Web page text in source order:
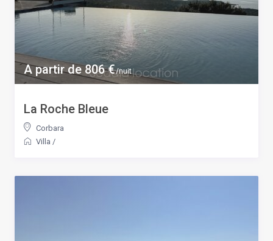
A partir de 806 €/nuit
La Roche Bleue
Corbara
Villa /